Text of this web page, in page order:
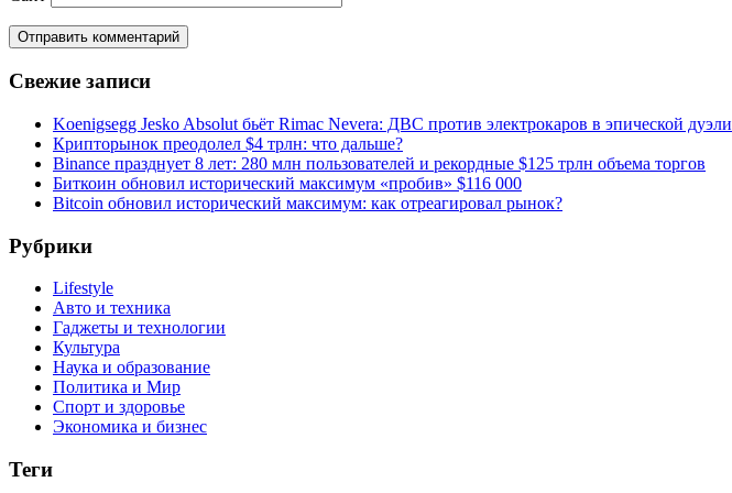
Свежие записи
Koenigsegg Jesko Absolut бьёт Rimac Nevera: ДВС против электрокаров в эпической дуэли
Крипторынок преодолел $4 трлн: что дальше?
Binance празднует 8 лет: 280 млн пользователей и рекордные $125 трлн объема торгов
Биткоин обновил исторический максимум «пробив» $116 000
Bitcoin обновил исторический максимум: как отреагировал рынок?
Рубрики
Lifestyle
Авто и техника
Гаджеты и технологии
Культура
Наука и образование
Политика и Мир
Спорт и здоровье
Экономика и бизнес
Теги